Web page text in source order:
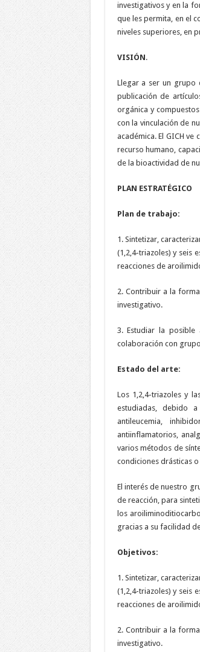
investigativos y en la
que les permita, en el
niveles superiores, en
VISIÓN.
Llegar a ser un grupo
publicación de
orgánica y
con la vinculación de
académica. El GICH
recurso humano,
de la bioactividad de
PLAN ESTRATÉGICO
Plan de trabajo:
1. Sintetizar,
(1,2,4-triazoles) y seis
reacciones de
2. Contribuir a la
investigativo.
3. Estudiar la posible
colaboración con
Estado del arte:
Los 1,2,4-triazoles y
estudiadas, debido
antileucemia,
antiinflamatorios,
varios métodos de
condiciones drásticas
El interés de nuestro
de reacción, para
los
gracias a su facilidad
Objetivos:
1. Sintetizar,
(1,2,4-triazoles) y seis
reacciones de
2. Contribuir a la
investigativo.